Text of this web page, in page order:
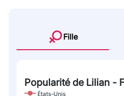
Fille
Popularité de Lilian -
États-Unis